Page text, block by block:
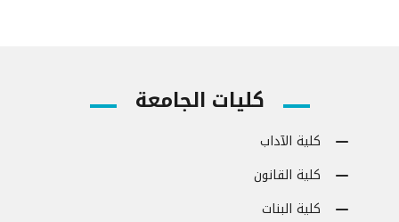
كليات الجامعة
كلية الآداب
كلية القانون
كلية البنات